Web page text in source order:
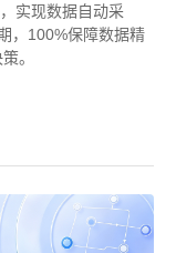
实现数据自动采
，100%保障数据精
。